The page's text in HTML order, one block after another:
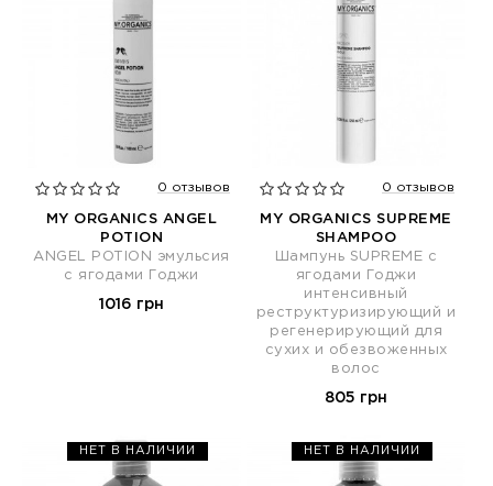
0 отзывов
MY ORGANICS ANGEL
POTION
ANGEL POTION эмульсия
с ягодами Годжи
1016 грн
0 отзывов
MY ORGANICS SUPREME
SHAMPOO
Шампунь SUPREME с
ягодами Годжи
интенсивный
реструктуризирующий и
регенерирующий для
сухих и обезвоженных
волос
805 грн
НЕТ В НАЛИЧИИ НЕТ В НАЛИЧИИ